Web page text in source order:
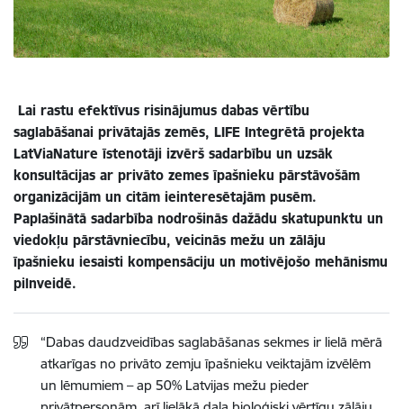
Lai rastu efektīvus risinājumus dabas vērtību
saglabāšanai privātajās zemēs, LIFE Integrētā projekta
LatViaNature īstenotāji izvērš sadarbību un uzsāk
konsultācijas ar privāto zemes īpašnieku pārstāvošām
organizācijām un citām ieinteresētajām pusēm.
Paplašinātā sadarbība nodrošinās dažādu skatupunktu un
viedokļu pārstāvniecību, veicinās mežu un zālāju
īpašnieku iesaisti kompensāciju un motivējošo mehānismu
pilnveidē.
“Dabas daudzveidības saglabāšanas sekmes ir lielā mērā
atkarīgas no privāto zemju īpašnieku veiktajām izvēlēm
un lēmumiem – ap 50% Latvijas mežu pieder